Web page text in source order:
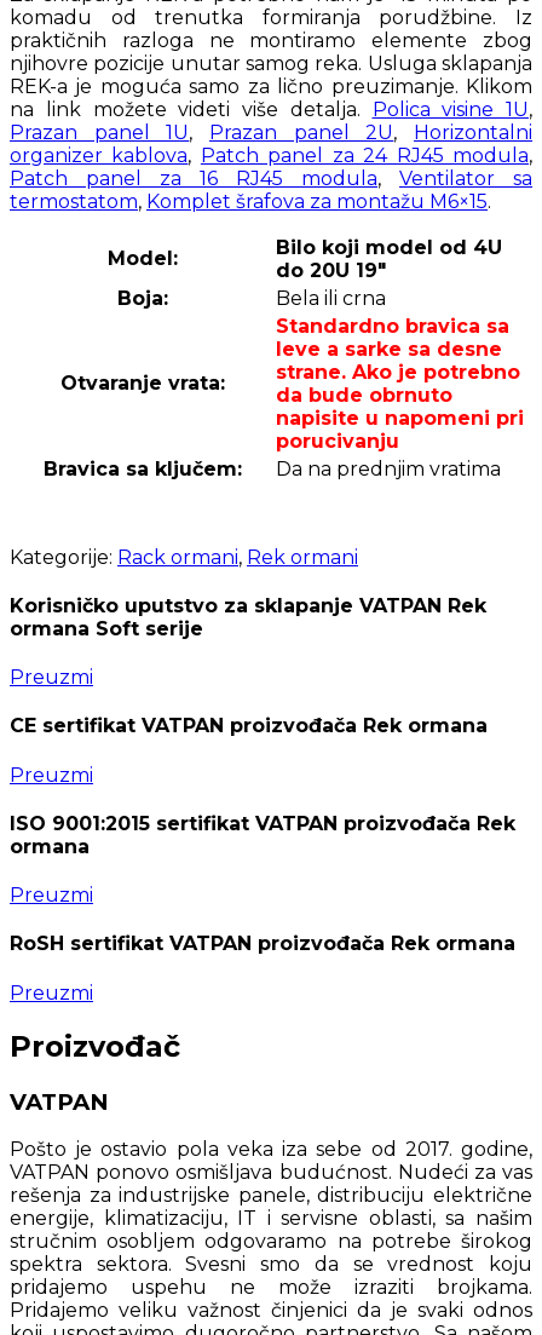
komadu od trenutka formiranja porudžbine. Iz
praktičnih razloga ne montiramo elemente zbog
njihovre pozicije unutar samog reka. Usluga sklapanja
REK-a je moguća samo za lično preuzimanje. Klikom
na link možete videti više detalja. Polica visine 1U,
Prazan panel 1U, Prazan panel 2U, Horizontalni
organizer kablova, Patch panel za 24 RJ45 modula,
Patch panel za 16 RJ45 modula, Ventilator sa
termostatom, Komplet šrafova za montažu M6×15.
Model:
Bilo koji model od 4U
do 20U 19″
Boja:
Bela ili crna
Otvaranje vrata:
Standardno bravica sa
leve a sarke sa desne
strane. Ako je potrebno
da bude obrnuto
napisite u napomeni pri
porucivanju
Bravica sa ključem:
Da na prednjim vratima
Kategorije: Rack ormani, Rek ormani
Korisničko uputstvo za sklapanje VATPAN Rek
ormana Soft serije
Preuzmi
CE sertifikat VATPAN proizvođača Rek ormana
Preuzmi
ISO 9001:2015 sertifikat VATPAN proizvođača Rek
ormana
Preuzmi
RoSH sertifikat VATPAN proizvođača Rek ormana
Preuzmi
Proizvođač
VATPAN
Pošto je ostavio pola veka iza sebe od 2017. godine,
VATPAN ponovo osmišljava budućnost. Nudeći za vas
rešenja za industrijske panele, distribuciju električne
energije, klimatizaciju, IT i servisne oblasti, sa našim
stručnim osobljem odgovaramo na potrebe širokog
spektra sektora. Svesni smo da se vrednost koju
pridajemo uspehu ne može izraziti brojkama.
Pridajemo veliku važnost činjenici da je svaki odnos